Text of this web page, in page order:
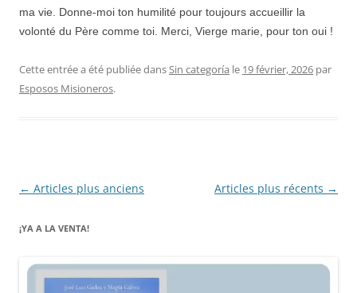
ma vie. Donne-moi ton humilité pour toujours accueillir la
volonté du Père comme toi. Merci, Vierge marie, pour ton oui !
Cette entrée a été publiée dansSin categoría le 19 février, 2026 par
Esposos Misioneros.
Navigation
articles
← Articles plus anciens Articles plus récents →
¡YA A LA VENTA!